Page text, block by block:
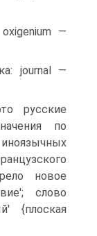
—
journal —
русские
по
новое
слово
{плоская